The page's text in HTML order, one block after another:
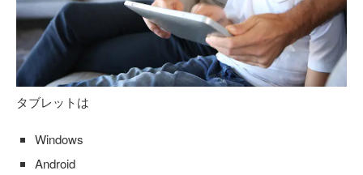
タブレットは
Windows
Android